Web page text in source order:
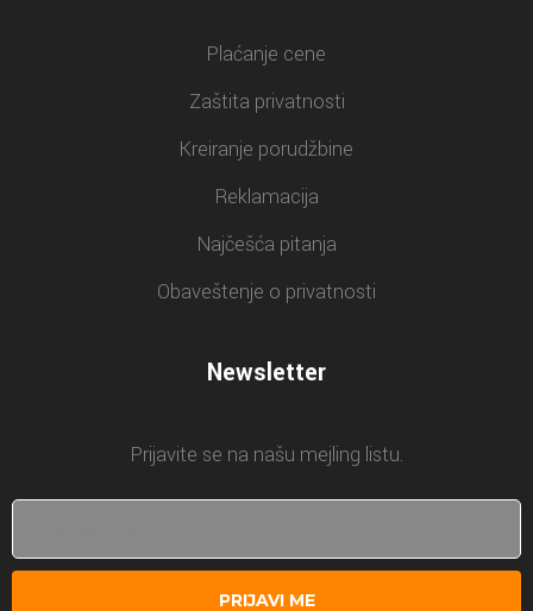
Plaćanje cene
Zaštita privatnosti
Kreiranje porudžbine
Reklamacija
Najčešća pitanja
Obaveštenje o privatnosti
Newsletter
Prijavite se na našu mejling listu.
PRIJAVI ME